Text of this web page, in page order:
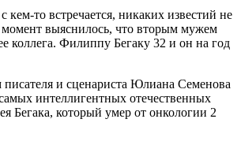
кем-то встречается, никаких известий не
выяснилось, что вторым мужем
коллега. Филиппу Бегаку 32 и он на год
писателя и сценариста Юлиана Семенова
интеллигентных отечественных
Бегака, который умер от онкологии 2